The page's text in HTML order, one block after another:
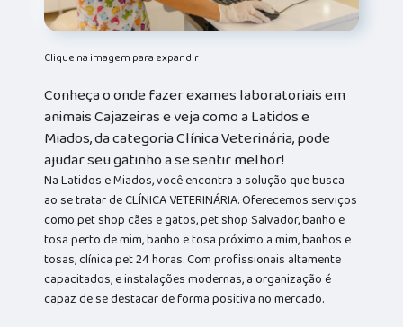
Clique na imagem para expandir
Conheça o onde fazer exames laboratoriais em
animais Cajazeiras e veja como a Latidos e
Miados, da categoria Clínica Veterinária, pode
ajudar seu gatinho a se sentir melhor!
Na Latidos e Miados, você encontra a solução que busca
ao se tratar de CLÍNICA VETERINÁRIA. Oferecemos serviços
como pet shop cães e gatos, pet shop Salvador, banho e
tosa perto de mim, banho e tosa próximo a mim, banhos e
tosas, clínica pet 24 horas. Com profissionais altamente
capacitados, e instalações modernas, a organização é
capaz de se destacar de forma positiva no mercado.